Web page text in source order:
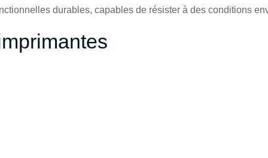
durables, capables de résister à des conditions